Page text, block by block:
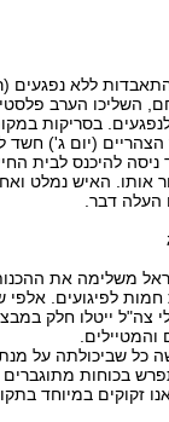
התאבדות ללא
השליכו הערב
בסריקות
(יום ג') חשד
אותו. האיש נמלט
דבר.
משלימה את
לפיגועים. אלפי
צה"ל ייטלו חלק
כל שביכולתה על
בכוחות
זקוקים במיוחד